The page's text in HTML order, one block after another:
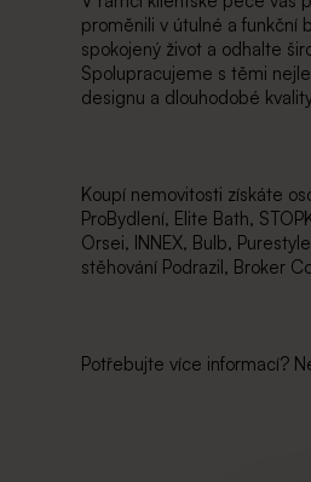
proměnili v útulné a funkční
spokojený život a odhalte
Spolupracujeme s těmi
designu a dlouhodobé
Koupí nemovitosti získáte
ProBydlení, Elite Bath,
Orsei, INNEX, Bulb,
stěhování Podrazil, Broker
Potřebujte více informací?